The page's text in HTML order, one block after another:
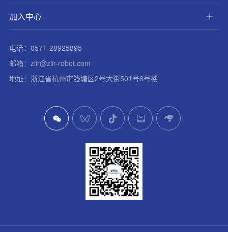
加入中心
电话：0571-28925895
邮箱：ziir@ziir-robot.com
地址：浙江省杭州市钱塘区2号大街501号6号楼